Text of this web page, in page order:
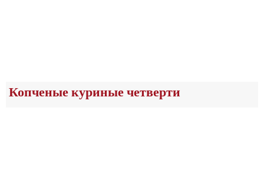
Копченые куриные четверти